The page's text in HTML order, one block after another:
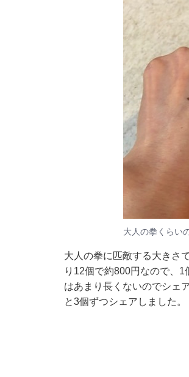
大人の拳くらい
大人の拳に匹敵する大きさ
り12個で約800円なので、
はあまり長くないのでシェ
と3個ずつシェアしました。